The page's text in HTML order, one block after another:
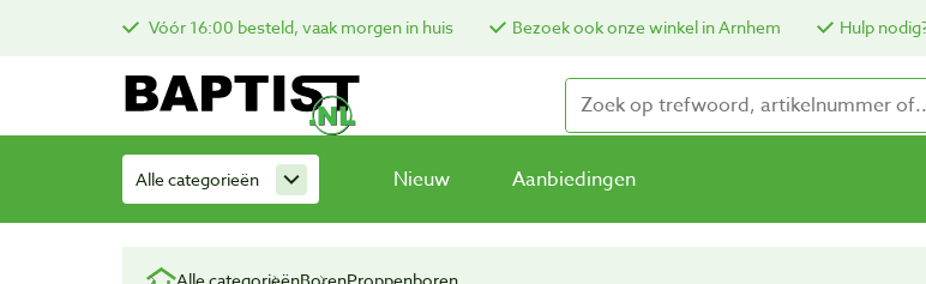
Vóór 16:00 besteld, vaak morgen in huis Bezoek ook onze winkel in Arnhem Hulp
Alle categorieën Nieuw Aanbiedingen